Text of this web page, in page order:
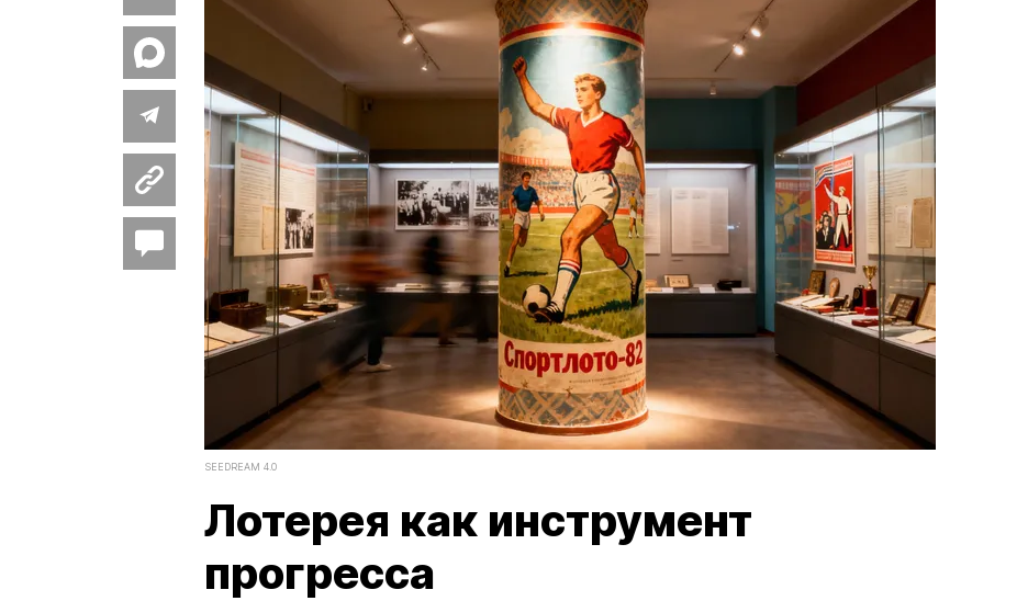
SEEDREAM 4.0
Лотерея как инструмент
прогресса